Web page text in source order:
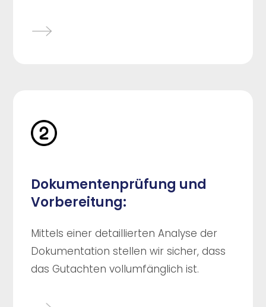
Dokumentenprüfung und
Vorbereitung:
Mittels einer detaillierten Analyse der
Dokumentation stellen wir sicher, dass
das Gutachten vollumfänglich ist.